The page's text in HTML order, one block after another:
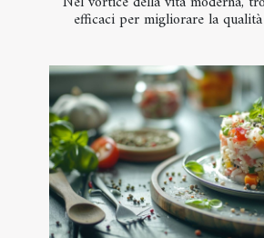
efficaci per migliorare la